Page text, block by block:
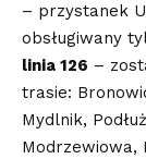
– przystanek
obsługiwany
linia 126 –
trasie:
Mydlnik,
Modrzewiowa,